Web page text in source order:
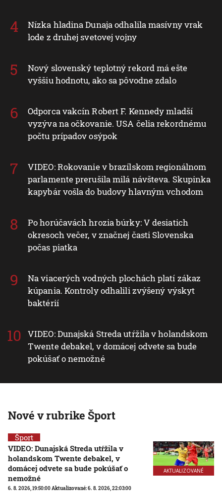
Nízka hladina Dunaja odhalila masívny vrak
lode z druhej svetovej vojny
Nový slovenský teplotný rekord má ešte
vyššiu hodnotu, ako sa pôvodne zdalo
Odporca vakcín Robert F. Kennedy mladší
vyzýva na očkovanie. USA čelia rekordnému
počtu prípadov osýpok
VIDEO: Rokovanie v brazílskom regionálnom
parlamente prerušila milá návšteva. Skupinka
kapybár vošla do budovy hlavným vchodom
Po horúčavách hrozia búrky: V desiatich
okresoch večer, v značnej časti Slovenska
počas piatka
Na viacerých vodných plochách platí zákaz
kúpania. Kontroly odhalili zvýšený výskyt
baktérií
VIDEO: Dunajská Streda utŕžila v holandskom
Twente debakel, v domácej odvete sa bude
pokúšať o nemožné
Nové v rubrike Šport
AKTUALIZOVANÉ
Šport
VIDEO: Dunajská Streda utŕžila v
holandskom Twente debakel, v
domácej odvete sa bude pokúšať o
nemožné
6. 8. 2026, 19:50:00 Aktualizované:6. 8. 2026, 22:03:00